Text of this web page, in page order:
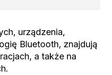
urządzenia,
Bluetooth, znajdują
a także na